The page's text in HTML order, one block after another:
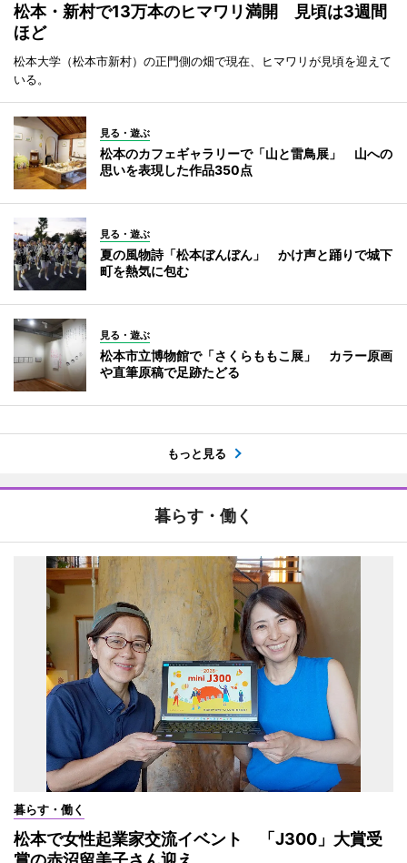
松本・新村で13万本のヒマワリ満開 見頃は3週間
ほど
松本大学（松本市新村）の正門側の畑で現在、ヒマワリが見頃を迎えて
いる。
見る・遊ぶ
松本のカフェギャラリーで「山と雷鳥展」 山への
思いを表現した作品350点
見る・遊ぶ
夏の風物詩「松本ぼんぼん」 かけ声と踊りで城下
町を熱気に包む
見る・遊ぶ
松本市立博物館で「さくらももこ展」 カラー原画
や直筆原稿で足跡たどる
もっと見る
暮らす・働く
暮らす・働く
松本で女性起業家交流イベント 「J300」大賞受